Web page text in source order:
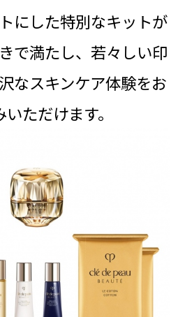
にした特別なキットが
で満たし、若々しい印
なスキンケア体験をお
ただけます。